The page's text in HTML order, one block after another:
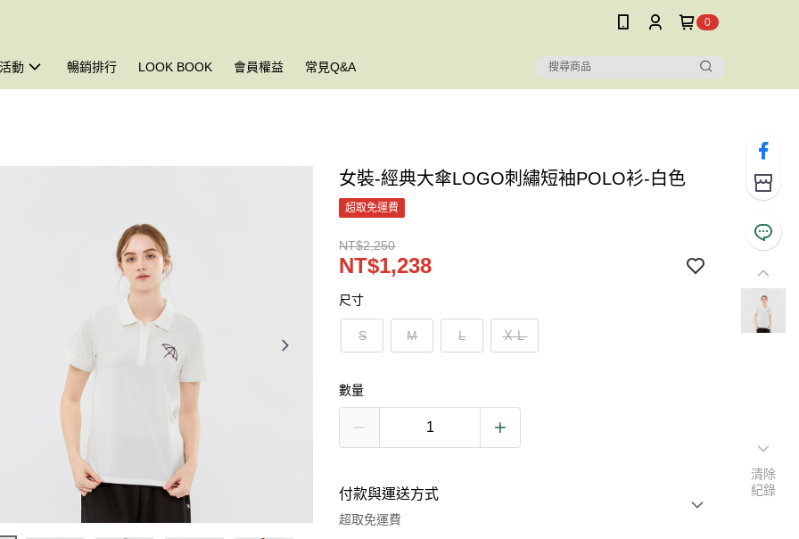
0
動 暢銷排行 LOOK BOOK 會員權益 常見Q&A
女裝-經典大傘LOGO刺繡短袖POLO衫-白色
超取免運費
NT$2,250
NT$1,238
尺寸
S M L ＸＬ
數量
付款與運送方式
超取免運費
清除
紀錄